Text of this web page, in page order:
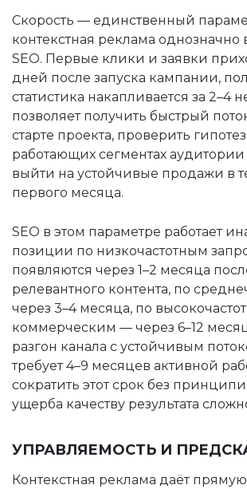
Скорость — единственный
контекстная реклама однозначно
SEO. Первые клики и заявки
дней после запуска кампании,
статистика накапливается за 2–4
позволяет получить быстрый
старте проекта, проверить
работающих сегментах аудитории
выйти на устойчивые продажи в
первого месяца.
SEO в этом параметре работает
позиции по низкочастотным
появляются через 1–2 месяца
релевантного контента, по
через 3–4 месяца, по
коммерческим — через 6–12
разгон канала с устойчивым
требует 4–9 месяцев активной
сократить этот срок без
ущерба качеству результата
УПРАВЛЯЕМОСТЬ И
Контекстная реклама даёт